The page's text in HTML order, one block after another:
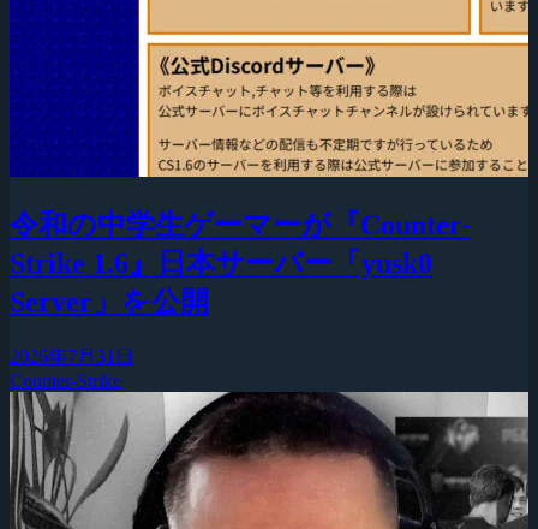
令和の中学生ゲーマーが『Counter-
Strike 1.6』日本サーバー「yusk0
Server」を公開
2026年7月31日
Counter-Strike